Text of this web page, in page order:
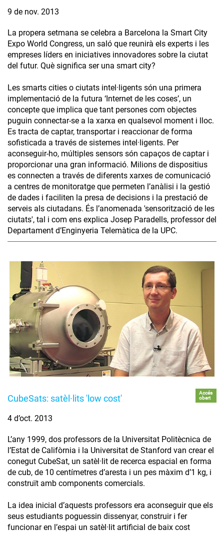
9 de nov. 2013
La propera setmana se celebra a Barcelona la Smart City
Expo World Congress, un saló que reunirà els experts i les
empreses líders en iniciatives innovadores sobre la ciutat
del futur. Què significa ser una smart city?
Les smarts cities o ciutats intel·ligents són una primera
implementació de la futura ‘Internet de les coses’, un
concepte que implica que tant persones com objectes
puguin connectar-se a la xarxa en qualsevol moment i lloc.
Es tracta de captar, transportar i reaccionar de forma
sofisticada a través de sistemes intel·ligents. Per
aconseguir-ho, múltiples sensors són capaços de captar i
proporcionar una gran informació. Milions de dispositius
es connecten a través de diferents xarxes de comunicació
a centres de monitoratge que permeten l’anàlisi i la gestió
de dades i faciliten la presa de decisions i la prestació de
serveis als ciutadans. És l’anomenada 'sensorització de les
ciutats', tal i com ens explica Josep Paradells, professor del
Departament d’Enginyeria Telemàtica de la UPC.
CubeSats: satèl·lits 'low cost'
Accés
obert
4 d’oct. 2013
L’any 1999, dos professors de la Universitat Politècnica de
l’Estat de Califòrnia i la Universitat de Stanford van crear el
conegut CubeSat, un satèl·lit de recerca espacial en forma
de cub, de 10 centímetres d’aresta i un pes màxim d’1 kg, i
construït amb components comercials.
La idea inicial d’aquests professors era aconseguir que els
seus estudiants poguessin dissenyar, construir i fer
funcionar en l’espai un satèl·lit artificial de baix cost